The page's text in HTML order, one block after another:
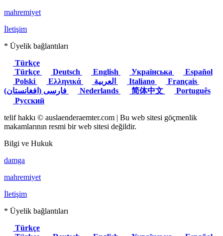
mahremiyet
İletişim
* Üyelik bağlantıları
Türkçe
Türkçe
Deutsch English Українська
Español
Polski
Ελληνικά Italiano
Français
Nederlands 简体中文
Português
Русский
telif hakkı © auslaenderaemter.com | Bu web sitesi göçmenlik
makamlarının resmi bir web sitesi değildir.
Bilgi ve Hukuk
damga
mahremiyet
İletişim
* Üyelik bağlantıları
Türkçe